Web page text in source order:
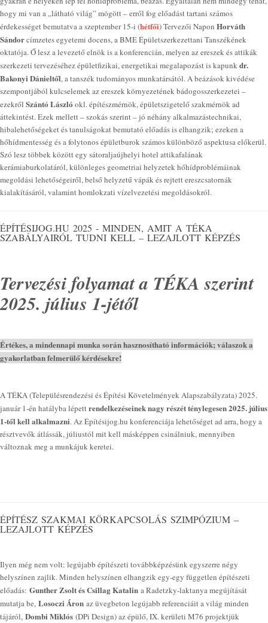
hogy mi van a „látható világ” mögött – erről fog előadást tartani számos
érdekességet bemutatva a szeptember 15-i (hétfői) Tervezői Napon Horváth
Sándorcímzetes egyetemi docens, a BME Épületszerkezettani Tanszékének
oktatója. Ő lesz a levezető elnök is a konferencián, melyen az ereszek és attikák
szerkezeti tervezéséhez épületfizikai, energetikai megalapozást is kapunkdr.
Bakonyi Dánieltől, a tanszék tudományos munkatársától. A beázások kivédése
szempontjából kulcselemek az ereszek környezetének bádogosszerkezetei –
ezekről Szántó László okl. építészmérnök, épületszigetelő szakmérnök ad
áttekintést. Ezek mellett – szokás szerint – jó néhány alkalmazástechnikai,
hibalehetőségeket és tanulságokat bemutató előadás is elhangzik; ezeken a
hőhídmentesség és a folytonos épületburok számos különböző aspektusa előkerül.
Szó lesz többek között egy sátoraljaújhelyi hotel attikafalának
kerámiaburkolatáról, különleges geometriai helyzetek hőhídproblémáinak
megoldási lehetőségeiről, belső helyzetű vápák és rejtett ereszcsatornák
kialakításáról, valamint homlokzati vízelvezetési megoldásokról.
ÉPÍTÉSIJOG.HU 2025 - MINDEN, AMIT A TÉKA
SZABÁLYAIRÓL TUDNI KELL – LEZAJLOTT KÉPZÉS
Tervezési folyamat a TÉKA szerint
2025. július 1-jétől
Értékes, a mindennapi munka során hasznosítható információk; válaszok a
gyakorlatban felmerülő kérdésekre!
A TÉKA (Településrendezési és Építési Követelmények Alapszabályzata) 2025.
január 1-én hatályba lépettrendelkezéseinek nagy részét ténylegesen 2025. július
1-től kell alkalmazni. Az Építésijog.hu konferenciája lehetőséget ad arra, hogy a
résztvevők átlássák, júliustól mit kell másképpen csinálniuk, mennyiben
változnak meg a munkájuk keretei.
ÉPÍTÉSZ SZAKMAI KÖRKAPCSOLÁS SZIMPÓZIUM –
LEZAJLOTT KÉPZÉS
Ilyen még nem volt: legújabb építészeti továbbképzésünk egyszerre négy
helyszínen zajlik. Minden helyszínen elhangzik egy-egy független építészeti
előadás: Gunther Zsolt és Csillag Katalin a Radetzky-laktanya megújítását
mutatja be, Losoczi Áron az üvegbeton legújabb referenciáit a világ minden
tájáról, Dombi Miklós (DPi Design) az épülő, IX. kerületi M76 projektjük